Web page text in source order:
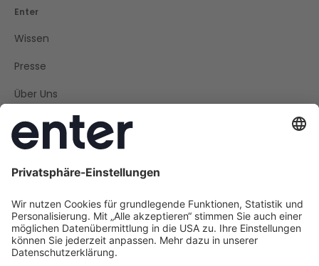
Enter
Wissen
Presse
Über Uns
Kundenservice
Karriere
Legal
Impressum
Datenschutz
Cookie Policy